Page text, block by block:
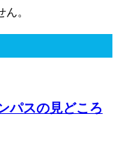
。
パスの見どころ